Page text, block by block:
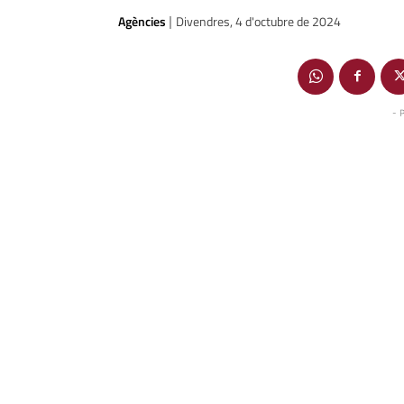
Agències | Divendres, 4 d'octubre de 2024
-